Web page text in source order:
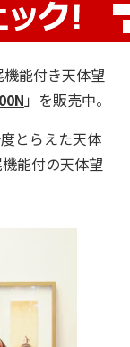
能付き天体望
」を販売中。
とらえた天体
能付の天体望